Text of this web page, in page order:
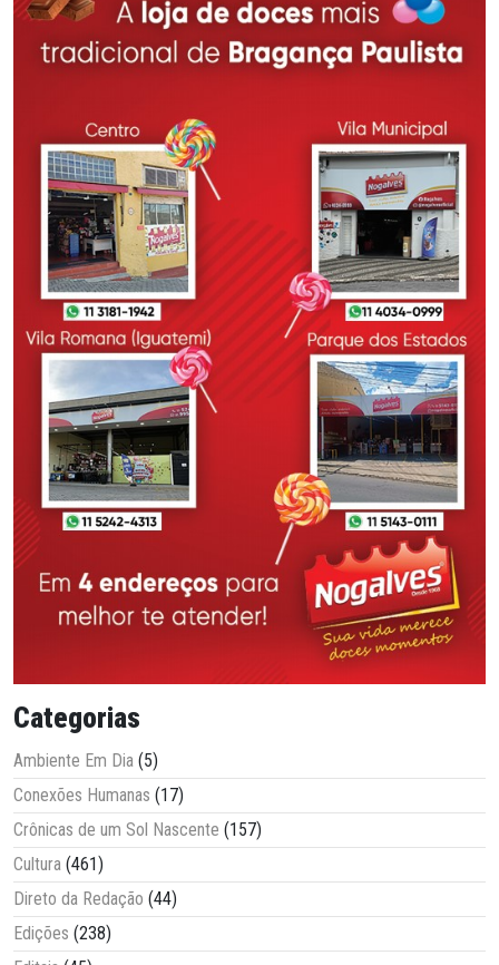
Categorias
Ambiente Em Dia (5)
Conexões Humanas (17)
Crônicas de um Sol Nascente (157)
Cultura (461)
Direto da Redação (44)
Edições (238)